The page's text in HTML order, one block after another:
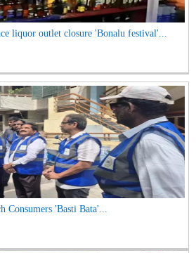
liquor outlet closure 'Bonalu festival'...
Consumers 'Basti Bata'...